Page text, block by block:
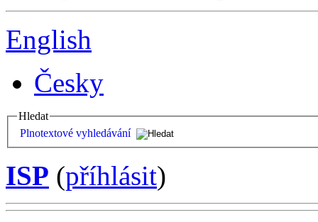
English
Česky
Hledat
Plnotextové vyhledávání
ISP (příhlásit)